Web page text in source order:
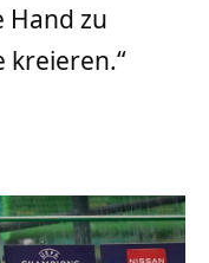
Hand zu
kreieren.“